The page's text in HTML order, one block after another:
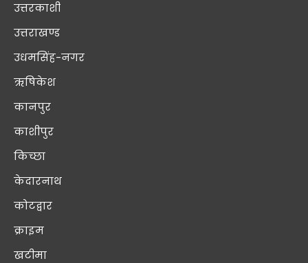
उत्तरकाशी
उत्तराखण्ड
उधमसिंह-नगर
ऋषिकेश
कानपुर
काशीपुर
किच्छा
केदारनाथ
कोटद्वार
क्राइम
खटीमा